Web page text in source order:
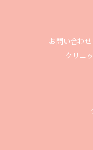
お問い合わせ
クリニ